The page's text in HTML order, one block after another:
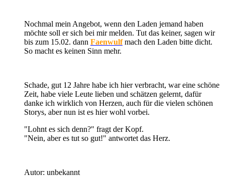
Nochmal mein Angebot, wenn den Laden jemand haben
möchte soll er sich bei mir melden. Tut das keiner, sagen wir
bis zum 15.02. dann Faenwulfmach den Laden bitte dicht.
So macht es keinen Sinn mehr.
Schade, gut 12 Jahre habe ich hier verbracht, war eine schöne
Zeit, habe viele Leute lieben und schätzen gelernt, dafür
danke ich wirklich von Herzen, auch für die vielen schönen
Storys, aber nun ist es hier wohl vorbei.
"Lohnt es sich denn?" fragt der Kopf.
"Nein, aber es tut so gut!" antwortet das Herz.
Autor: unbekannt